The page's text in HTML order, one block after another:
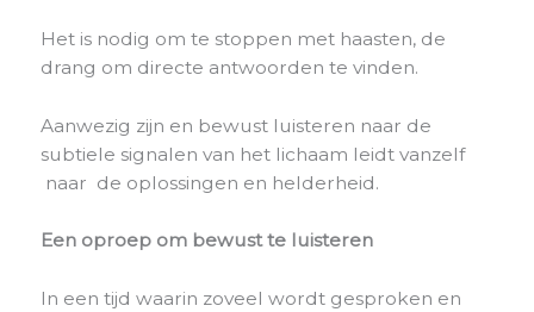
Het is nodig om te stoppen met haasten, de
drang om directe antwoorden te vinden.
Aanwezig zijn en bewust luisteren naar de
subtiele signalen van het lichaam leidt vanzelf
naar de oplossingen en helderheid.
Een oproep om bewust te luisteren
In een tijd waarin zoveel wordt gesproken en